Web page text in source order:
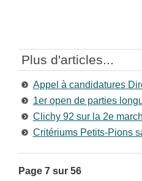
Plus d'articles...
Appel à candidatures
1er open de parties
Clichy 92 sur la 2e
Critériums Petits-Pions
Page 7 sur 56